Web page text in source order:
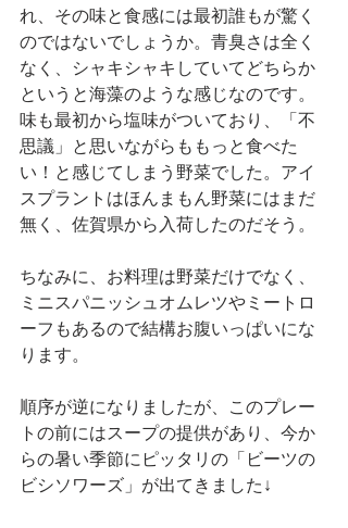
れ、その味と食感には最初誰もが驚く
のではないでしょうか。青臭さは全く
なく、シャキシャキしていてどちらか
というと海藻のような感じなのです。
味も最初から塩味がついており、「不
思議」と思いながらももっと食べた
い！と感じてしまう野菜でした。アイ
スプラントはほんまもん野菜にはまだ
無く、佐賀県から入荷したのだそう。
ちなみに、お料理は野菜だけでなく、
ミニスパニッシュオムレツやミートロ
ーフもあるので結構お腹いっぱいにな
ります。
順序が逆になりましたが、このプレー
トの前にはスープの提供があり、今か
らの暑い季節にピッタリの「ビーツの
ビシソワーズ」が出てきました↓